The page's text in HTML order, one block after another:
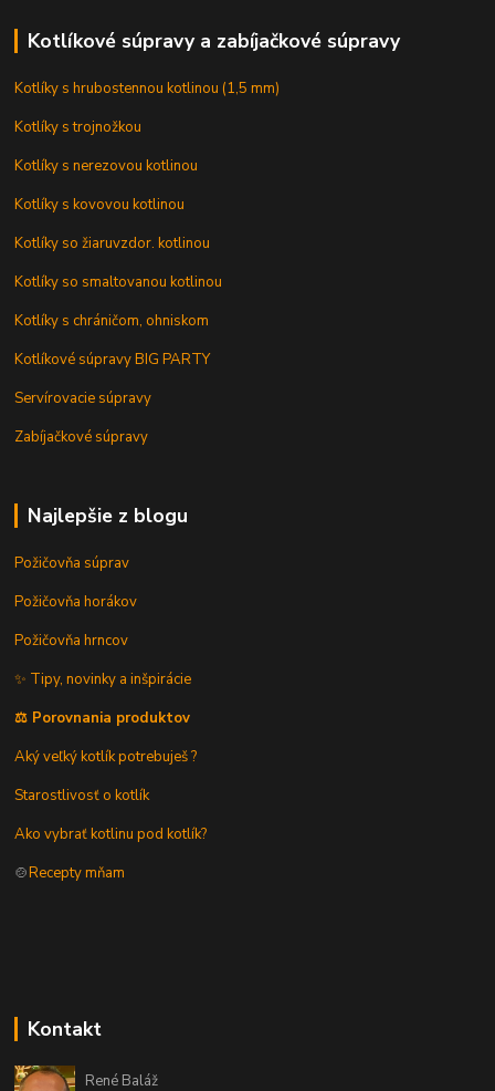
Kotlíkové súpravy a zabíjačkové súpravy
Kotlíky s hrubostennou kotlinou (1,5 mm)
Kotlíky s trojnožkou
Kotlíky s nerezovou kotlinou
Kotlíky s kovovou kotlinou
Kotlíky so žiaruvzdor. kotlinou
Kotlíky so smaltovanou kotlinou
Kotlíky s chráničom, ohniskom
Kotlíkové súpravy BIG PARTY
Servírovacie súpravy
Zabíjačkové súpravy
Najlepšie z blogu
Požičovňa súprav
Požičovňa horákov
Požičovňa hrncov
✨ Tipy, novinky a inšpirácie
⚖️ Porovnania produktov
Aký veľký kotlík potrebuješ ?
Starostlivosť o kotlík
Ako vybrať kotlinu pod kotlík?
🍲Recepty mňam
Kontakt
René Baláž